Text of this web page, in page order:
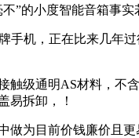
的小度智能音箱事实
机，正在比来几年过
级通明AS材料，不含
易拆卸，！
为目前价钱廉价且更